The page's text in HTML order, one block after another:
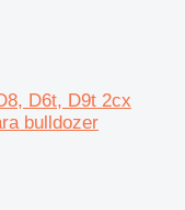
D6t, D9t 2cx
bulldozer